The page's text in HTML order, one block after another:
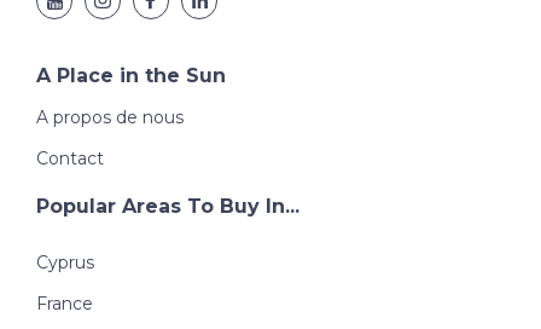
A Place in the Sun
A propos de nous
Contact
Popular Areas To Buy In...
Cyprus
France